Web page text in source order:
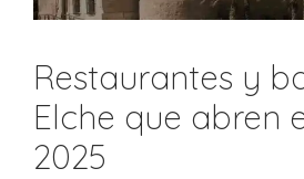
Restaurantes y
Elche que abren
2025